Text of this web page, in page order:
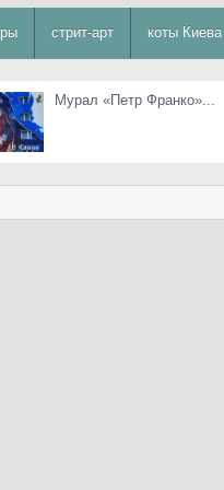
стрит-арт коты Киева
Мурал «Петр Франко»...